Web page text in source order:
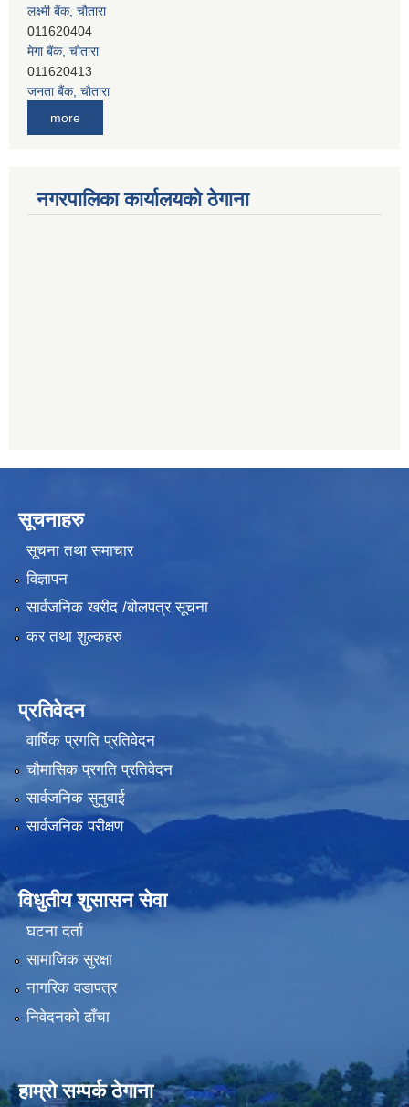
011620404
मेगा बैंक, चाैतारा
011620413
जनता बैंक, चाैतारा
011620406
सिभिल बैंक, मेलम्ची
011401055
more
नगरपालिका कार्यालयको ठेगाना
सूचनाहरु
सूचना तथा समाचार
विज्ञापन
सार्वजनिक खरीद /बोलपत्र सूचना
कर तथा शुल्कहरु
प्रतिवेदन
वार्षिक प्रगति प्रतिवेदन
चौमासिक प्रगति प्रतिवेदन
सार्वजनिक सुनुवाई
सार्वजनिक परीक्षण
विधुतीय शुसासन सेवा
घटना दर्ता
सामाजिक सुरक्षा
नागरिक वडापत्र
निवेदनको ढाँचा
हाम्रो सम्पर्क ठेगाना